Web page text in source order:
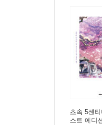
초속 5센
스트 에디